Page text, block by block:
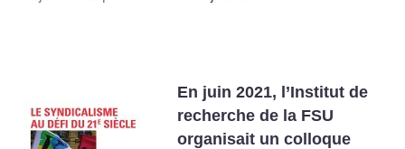
En juin 2021, l’Institut de
recherche de la FSU
organisait un ­colloque